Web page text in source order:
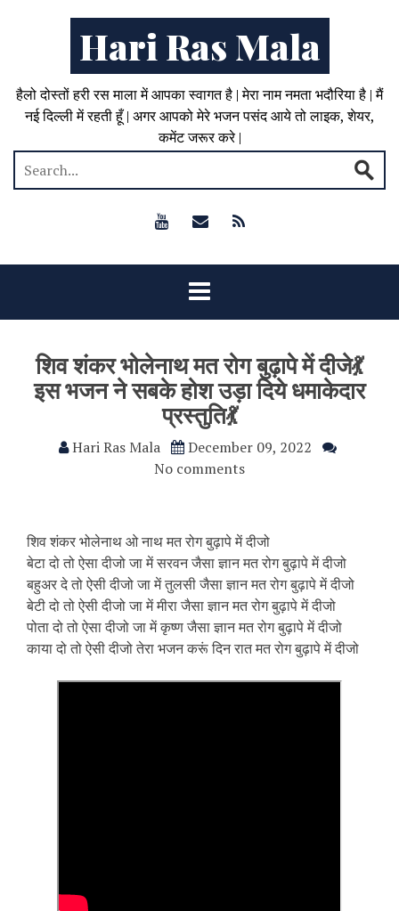
Hari Ras Mala
हैलो दोस्तों हरी रस माला में आपका स्वागत है | मेरा नाम नमता भदौरिया है | मैं
नई दिल्ली में रहती हूँ | अगर आपको मेरे भजन पसंद आये तो लाइक, शेयर,
कमेंट जरूर करे |
शिव शंकर भोलेनाथ मत रोग बुढ़ापे में दीजे💃
इस भजन ने सबके होश उड़ा दिये धमाकेदार
प्रस्तुति💃
Hari Ras Mala
December 09, 2022
No comments
शिव शंकर भोलेनाथ ओ नाथ मत रोग बुढ़ापे में दीजो
बेटा दो तो ऐसा दीजो जा में सरवन जैसा ज्ञान मत रोग बुढ़ापे में दीजो
बहुअर दे तो ऐसी दीजो जा में तुलसी जैसा ज्ञान मत रोग बुढ़ापे में दीजो
बेटी दो तो ऐसी दीजो जा में मीरा जैसा ज्ञान मत रोग बुढ़ापे में दीजो
पोता दो तो ऐसा दीजो जा में कृष्ण जैसा ज्ञान मत रोग बुढ़ापे में दीजो
काया दो तो ऐसी दीजो तेरा भजन करूं दिन रात मत रोग बुढ़ापे में दीजो